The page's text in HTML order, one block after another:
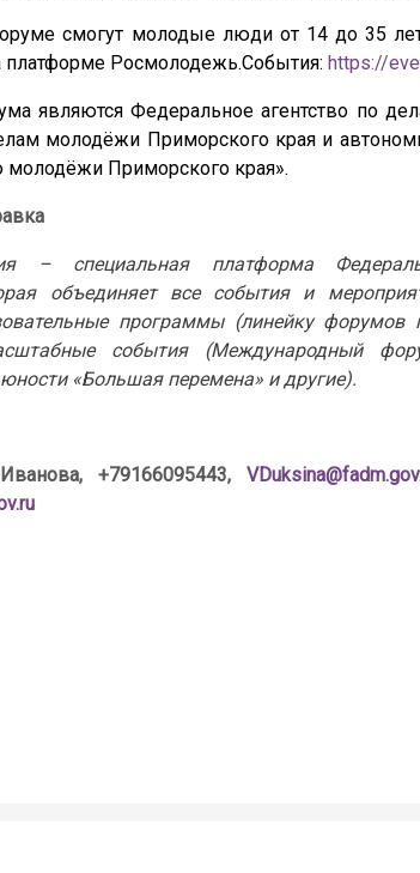
смогут молодые люди от 14 до 35
Росмолодежь.События: https://
являются Федеральное агентство по
молодёжи Приморского края и
молодёжи Приморского края».
– специальная платформа
объединяет все события и
программы (линейку
события (Международный
«Большая перемена» и другие).
+79166095443,